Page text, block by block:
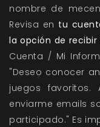
nombre de
Revisa en tu
la opción de
Cuenta / Mi
"Deseo conocer
juegos favoritos.
enviarme emails
participado." Es